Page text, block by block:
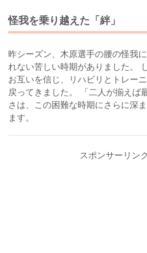
怪我を乗り越えた「絆」
昨シーズン、木原選手の腰の怪我
れない苦しい時期がありました。
お互いを信じ、リハビリとトレー
戻ってきました。 「二人が揃えば
さは、この困難な時期にさらに深
ます。
スポンサーリンク